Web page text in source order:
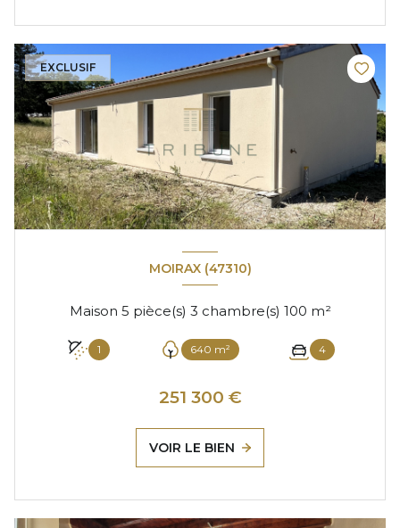
EXCLUSIF
MOIRAX (47310)
Maison 5 pièce(s) 3 chambre(s) 100 m²
1 640 m² 4
251 300 €
VOIR LE BIEN